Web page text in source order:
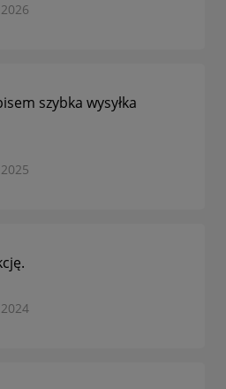
szybka wysyłka